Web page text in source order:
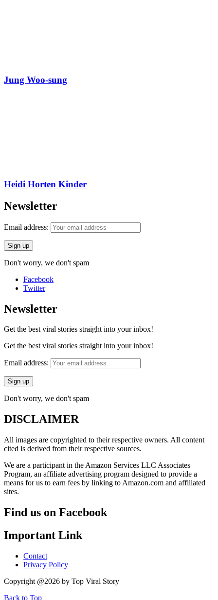
Jung Woo-sung
Heidi Horten Kinder
Newsletter
Email address:
Don't worry, we don't spam
Facebook
Twitter
Newsletter
Get the best viral stories straight into your inbox!
Get the best viral stories straight into your inbox!
Email address:
Don't worry, we don't spam
DISCLAIMER
All images are copyrighted to their respective owners. All content
cited is derived from their respective sources.
We are a participant in the Amazon Services LLC Associates
Program, an affiliate advertising program designed to provide a
means for us to earn fees by linking to Amazon.com and affiliated
sites.
Find us on Facebook
Important Link
Contact
Privacy Policy
Copyright @2026 by Top Viral Story
Back to Top